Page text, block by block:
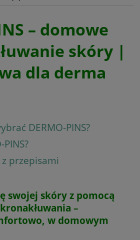
– domowe
skóry |
dla derma
DERMO-PINS?
PINS?
przepisami
swojej skóry z pomocą
–
w domowym